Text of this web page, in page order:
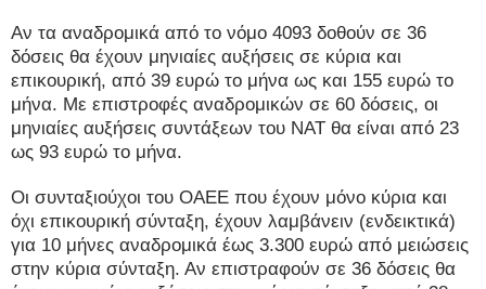
Αν τα αναδρομικά από το νόμο 4093 δοθούν σε 36
δόσεις θα έχουν μηνιαίες αυξήσεις σε κύρια και
επικουρική, από 39 ευρώ το μήνα ως και 155 ευρώ το
μήνα. Με επιστροφές αναδρομικών σε 60 δόσεις, οι
μηνιαίες αυξήσεις συντάξεων του ΝΑΤ θα είναι από 23
ως 93 ευρώ το μήνα.
Οι συνταξιούχοι του ΟΑΕΕ που έχουν μόνο κύρια και
όχι επικουρική σύνταξη, έχουν λαμβάνειν (ενδεικτικά)
για 10 μήνες αναδρομικά έως 3.300 ευρώ από μειώσεις
στην κύρια σύνταξη. Αν επιστραφούν σε 36 δόσεις θα